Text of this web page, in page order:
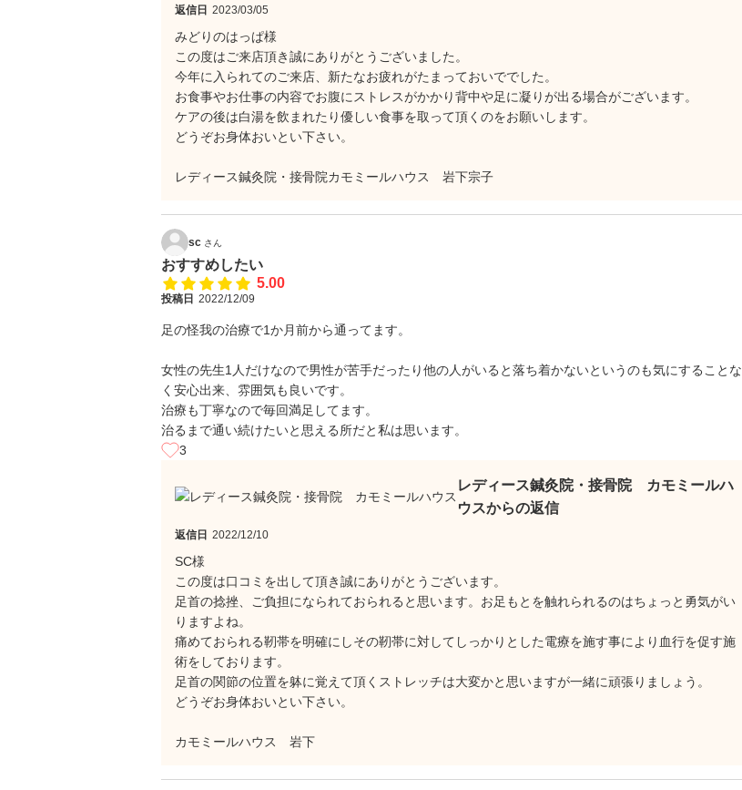
返信日 2023/03/05
みどりのはっぱ様
この度はご来店頂き誠にありがとうございました。
今年に入られてのご来店、新たなお疲れがたまっておいででした。
お食事やお仕事の内容でお腹にストレスがかかり背中や足に凝りが出る場合がございます。
ケアの後は白湯を飲まれたり優しい食事を取って頂くのをお願いします。
どうぞお身体おいとい下さい。
レディース鍼灸院・接骨院カモミールハウス 岩下宗子
sc さん
おすすめしたい
5.00
投稿日 2022/12/09
足の怪我の治療で1か月前から通ってます。
女性の先生1人だけなので男性が苦手だったり他の人がいると落ち着かないというのも気にすることな
く安心出来、雰囲気も良いです。
治療も丁寧なので毎回満足してます。
治るまで通い続けたいと思える所だと私は思います。
3
レディース鍼灸院・接骨院 カモミールハ
ウスからの返信
返信日 2022/12/10
SC様
この度は口コミを出して頂き誠にありがとうございます。
足首の捻挫、ご負担になられておられると思います。お足もとを触れられるのはちょっと勇気がい
りますよね。
痛めておられる靭帯を明確にしその靭帯に対してしっかりとした電療を施す事により血行を促す施
術をしております。
足首の関節の位置を躰に覚えて頂くストレッチは大変かと思いますが一緒に頑張りましょう。
どうぞお身体おいとい下さい。
カモミールハウス 岩下